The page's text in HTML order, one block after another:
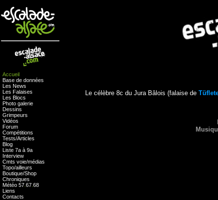
Accueil
Base de données
Les News
Les Falaises
Les Blocs
Photo galerie
Dessins
Grimpeurs
Vidéos
Forum
Compétitions
Tests/Articles
Blog
Liste 7a à 9a
Interview
Cmts voie/médias
Topo/ailleurs
Boutique/Shop
Chroniques
Météo 57 67 68
Liens
Contacts
Le célèbre 8c du Jura Bâlois (falaise de